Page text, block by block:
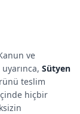
ve
Sütyen
teslim
hiçbir